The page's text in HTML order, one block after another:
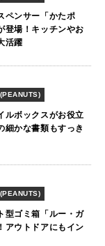
ペンサー「かたポ
登場！キッチンやお
活躍
ルボックスがお役立
細かな書類もすっき
型ゴミ箱「ルー・ガ
アウトドアにもイン